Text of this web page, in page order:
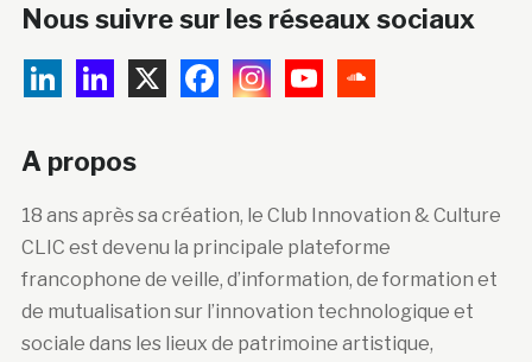
Nous suivre sur les réseaux sociaux
A propos
18 ans après sa création, le Club Innovation & Culture
CLIC est devenu la principale plateforme
francophone de veille, d’information, de formation et
de mutualisation sur l’innovation technologique et
sociale dans les lieux de patrimoine artistique,